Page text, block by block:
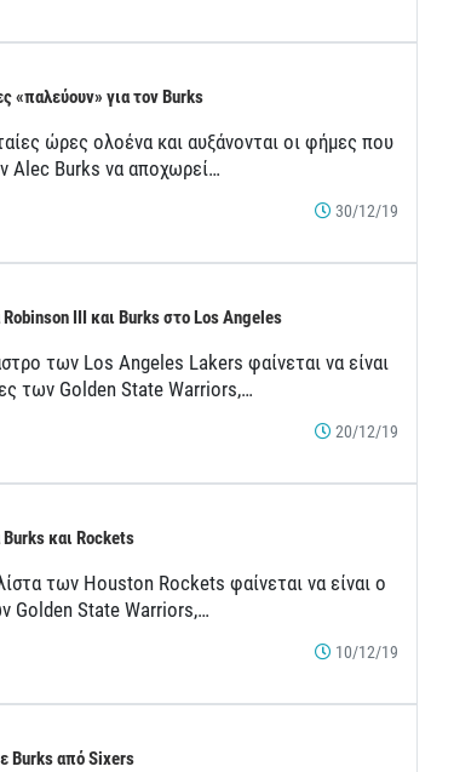
«παλεύουν» για τον Burks
ώρες ολοένα και αυξάνονται οι φήμες που
Alec Burks να αποχωρεί…
30/12/19
Robinson ΙΙΙ και Burks στο Los Angeles
των Los Angeles Lakers φαίνεται να είναι
των Golden State Warriors,…
20/12/19
Burks και Rockets
των Houston Rockets φαίνεται να είναι ο
Golden State Warriors,…
10/12/19
Burks από Sixers